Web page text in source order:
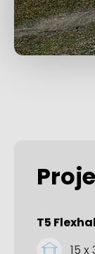
T5 Flexhal
15